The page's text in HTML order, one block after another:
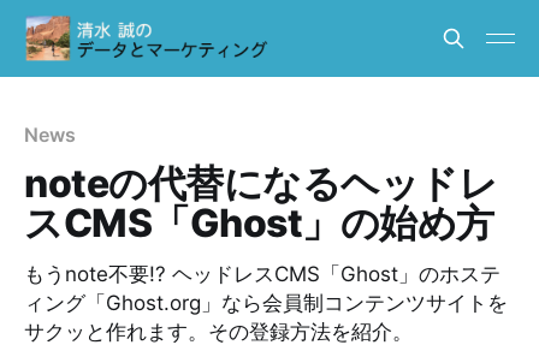
News
noteの代替になるヘッドレ
スCMS「Ghost」の始め方
もうnote不要!? ヘッドレスCMS「Ghost」のホステ
ィング「Ghost.org」なら会員制コンテンツサイトを
サクッと作れます。その登録方法を紹介。